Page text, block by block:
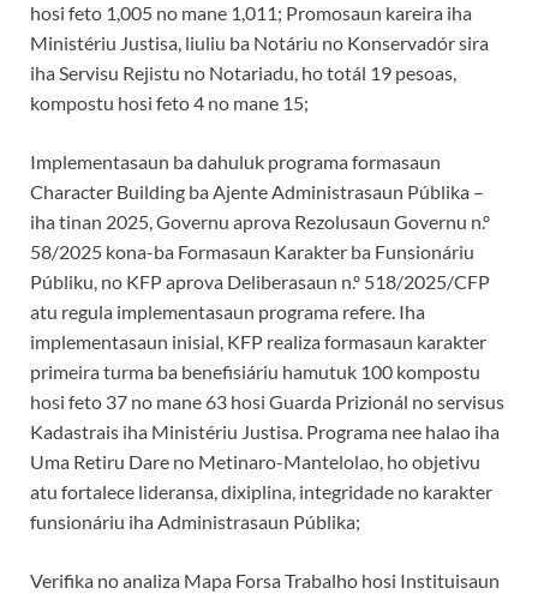
hosi feto 1,005 no mane 1,011; Promosaun kareira iha
Ministériu Justisa, liuliu ba Notáriu no Konservadór sira
iha Servisu Rejistu no Notariadu, ho totál 19 pesoas,
kompostu hosi feto 4 no mane 15;
Implementasaun ba dahuluk programa formasaun
Character Building ba Ajente Administrasaun Públika –
iha tinan 2025, Governu aprova Rezolusaun Governu n.º
58/2025 kona-ba Formasaun Karakter ba Funsionáriu
Públiku, no KFP aprova Deliberasaun n.º 518/2025/CFP
atu regula implementasaun programa refere. Iha
implementasaun inisial, KFP realiza formasaun karakter
primeira turma ba benefisiáriu hamutuk 100 kompostu
hosi feto 37 no mane 63 hosi Guarda Prizionál no servisus
Kadastrais iha Ministériu Justisa. Programa nee halao iha
Uma Retiru Dare no Metinaro-Mantelolao, ho objetivu
atu fortalece lideransa, dixiplina, integridade no karakter
funsionáriu iha Administrasaun Públika;
Verifika no analiza Mapa Forsa Trabalho hosi Instituisaun